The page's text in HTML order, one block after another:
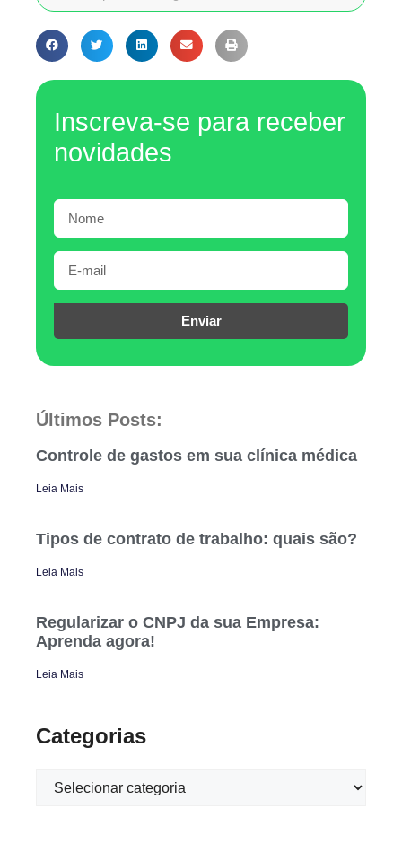
Inscreva-se para receber
novidades
Enviar
Últimos Posts:
Controle de gastos em sua clínica médica
Leia Mais
Tipos de contrato de trabalho: quais são?
Leia Mais
Regularizar o CNPJ da sua Empresa:
Aprenda agora!
Leia Mais
Categorias